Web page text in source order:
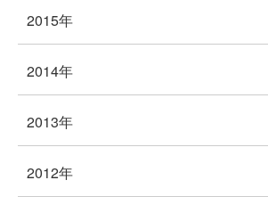
2015年
2014年
2013年
2012年